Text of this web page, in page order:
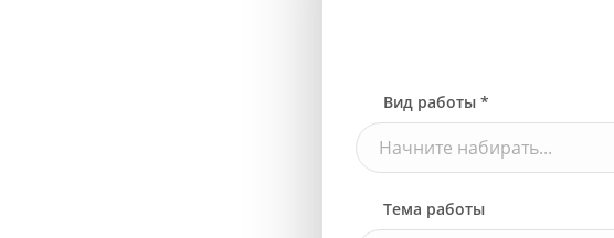
Вид работы *
Начните набирать...
Тема работы